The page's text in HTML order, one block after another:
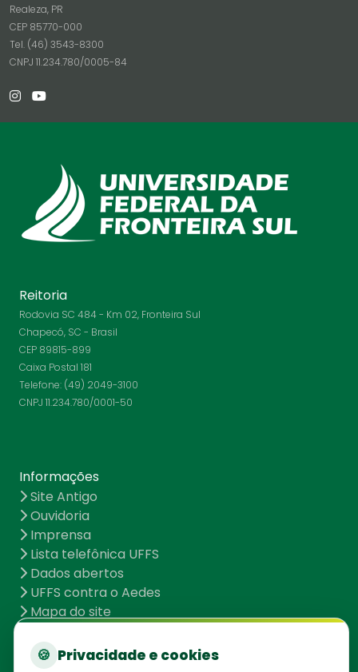
Realeza, PR
CEP 85770-000
Tel. (46) 3543-8300
CNPJ 11.234.780/0005-84
Reitoria
Rodovia SC 484 - Km 02, Fronteira Sul
Chapecó, SC - Brasil
CEP 89815-899
Caixa Postal 181
Telefone: (49) 2049-3100
CNPJ 11.234.780/0001-50
Informações
Site Antigo
Ouvidoria
Imprensa
Lista telefônica UFFS
Dados abertos
UFFS contra o Aedes
Mapa do site
🍪 Privacidade e cookies